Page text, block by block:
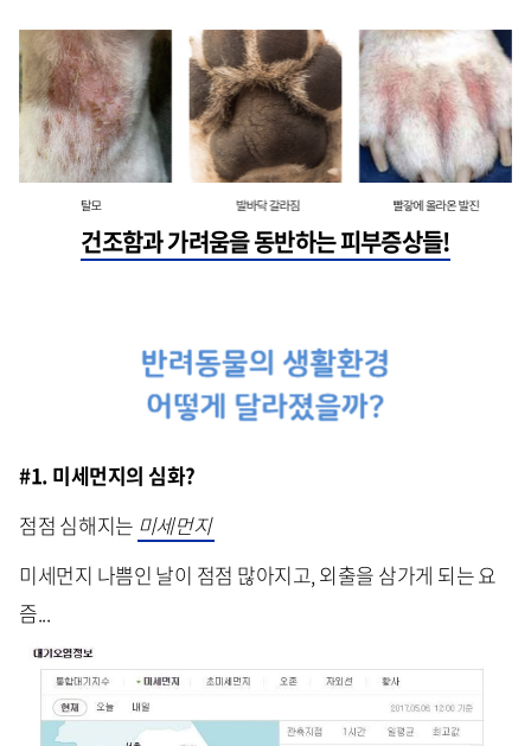
건조함과 가려움을 동반하는 피부증상들!
#1. 미세먼지의 심화?
점점 심해지는 미세먼지
미세먼지 나쁨인 날이 점점 많아지고, 외출을 삼가게 되는 요
즘...